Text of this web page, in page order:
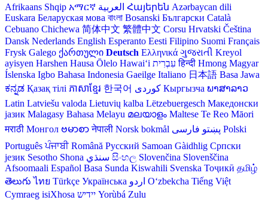
Afrikaans Shqip አማርኛ العربية Հայերեն Azərbaycan dili
Euskara Беларуская мова বাংলা Bosanski Български Català
Cebuano Chichewa 简体中文 繁體中文 Corsu Hrvatski Čeština‎
Dansk Nederlands English Esperanto Eesti Filipino Suomi Français
Frysk Galego ქართული Deutsch Ελληνικά ગુજરાતી Kreyol
ayisyen Harshen Hausa Ōlelo Hawaiʻi עִבְרִית हिन्दी Hmong Magyar
Íslenska Igbo Bahasa Indonesia Gaeilge Italiano 日本語 Basa Jawa
ಕನ್ನಡ Қазақ тілі ភាសាខ្មែរ 한국어 Кыргызча ພາສາລາວ
Latin Latviešu valoda Lietuvių kalba Lëtzebuergesch Македонски
јазик Malagasy Bahasa Melayu മലയാളം Maltese Te Reo Māori
मराठी Монгол ဗမာစာ नेपाली Norsk bokmål پښتو فارسی
Polski
Português ਪੰਜਾਬੀ Română Русский Samoan Gàidhlig Српски
језик Sesotho Shona سنڌي සිංහල Slovenčina Slovenščina
Afsoomaali Español Basa Sunda Kiswahili Svenska Тоҷикӣ தமிழ்
తెలుగు ไทย Türkçe Українська اردو O‘zbekcha Tiếng Việt
Cymraeg isiXhosa יידיש Yorùbá Zulu